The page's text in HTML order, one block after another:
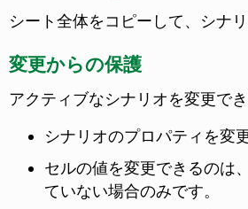
シート全体をコピーして、シナ
変更からの保護
アクティブなシナリオを変更で
シナリオのプロパティを変
セルの値を変更できるのは、
ていない場合のみです。